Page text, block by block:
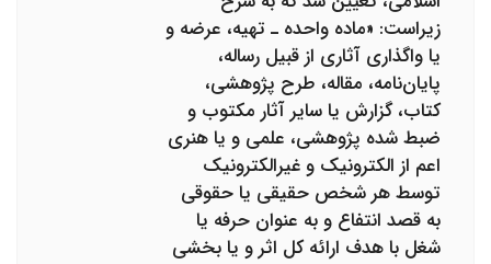
زیراست: «ماده واحده ـ تهیه، عرضه و
یا واگذاری آثاری از قبیل رساله،
پایان‌نامه، مقاله، طرح پژوهشی،
کتاب، گزارش یا سایر آثار مکتوب و
ضبط شده پژوهشی، علمی و یا هنری
اعم از الکترونیک و غیرالکترونیک
توسط هر شخص حقیقی یا حقوقی
به قصد انتفاع و به عنوان حرفه یا
شغل با هدف ارائه کل اثر و یا بخشی